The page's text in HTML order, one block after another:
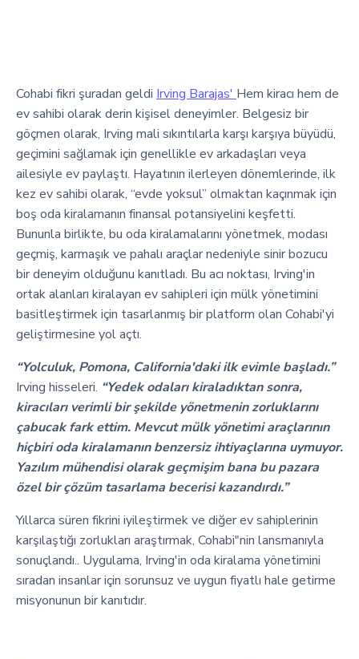
Cohabi fikri şuradan geldi Irving Barajas' Hem kiracı hem de
ev sahibi olarak derin kişisel deneyimler. Belgesiz bir
göçmen olarak, Irving mali sıkıntılarla karşı karşıya büyüdü,
geçimini sağlamak için genellikle ev arkadaşları veya
ailesiyle ev paylaştı. Hayatının ilerleyen dönemlerinde, ilk
kez ev sahibi olarak, “evde yoksul” olmaktan kaçınmak için
boş oda kiralamanın finansal potansiyelini keşfetti.
Bununla birlikte, bu oda kiralamalarını yönetmek, modası
geçmiş, karmaşık ve pahalı araçlar nedeniyle sinir bozucu
bir deneyim olduğunu kanıtladı. Bu acı noktası, Irving'in
ortak alanları kiralayan ev sahipleri için mülk yönetimini
basitleştirmek için tasarlanmış bir platform olan Cohabi'yi
geliştirmesine yol açtı.
“Yolculuk, Pomona, California'daki ilk evimle başladı.”
Irving hisseleri. “Yedek odaları kiraladıktan sonra,
kiracıları verimli bir şekilde yönetmenin zorluklarını
çabucak fark ettim. Mevcut mülk yönetimi araçlarının
hiçbiri oda kiralamanın benzersiz ihtiyaçlarına uymuyor.
Yazılım mühendisi olarak geçmişim bana bu pazara
özel bir çözüm tasarlama becerisi kazandırdı.”
Yıllarca süren fikrini iyileştirmek ve diğer ev sahiplerinin
karşılaştığı zorlukları araştırmak, Cohabi"nin lansmanıyla
sonuçlandı.. Uygulama, Irving'in oda kiralama yönetimini
sıradan insanlar için sorunsuz ve uygun fiyatlı hale getirme
misyonunun bir kanıtıdır.